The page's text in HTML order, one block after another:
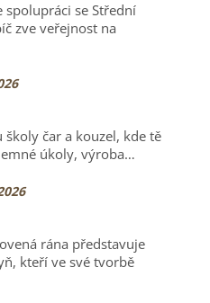
spolupráci se Střední
zve veřejnost na
čar a kouzel, kde tě
úkoly, výroba…
rána představuje
kteří ve své tvorbě